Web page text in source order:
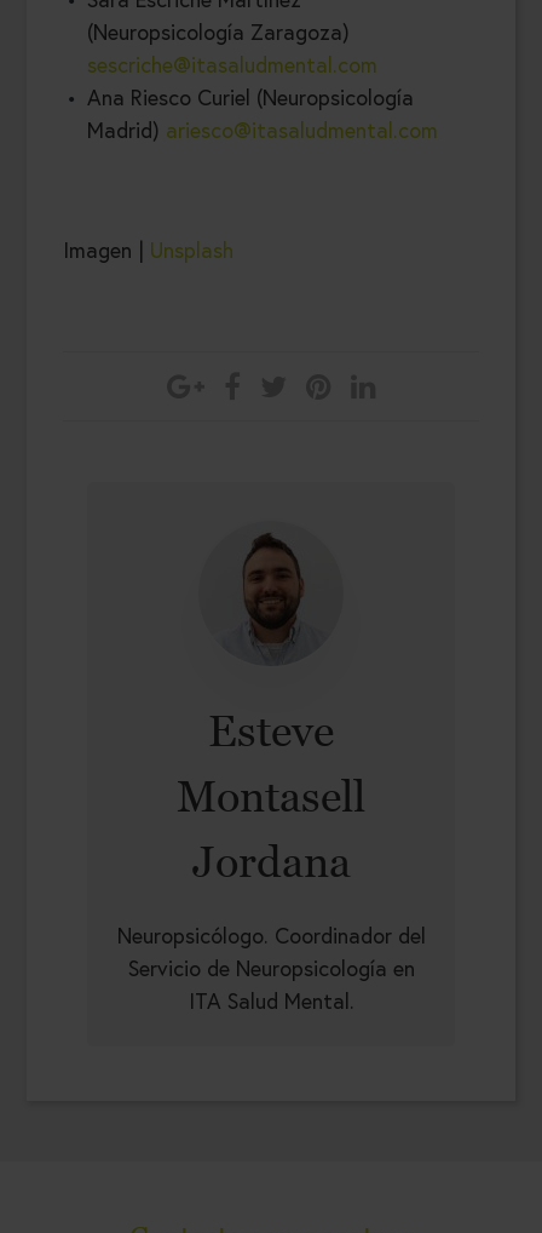
(Neuropsicología Zaragoza)
sescriche@itasaludmental.com
Ana Riesco Curiel (Neuropsicología
Madrid) ariesco@itasaludmental.com
Imagen | Unsplash
Esteve
Montasell
Jordana
Neuropsicólogo. Coordinador del
Servicio de Neuropsicología en
ITA Salud Mental.